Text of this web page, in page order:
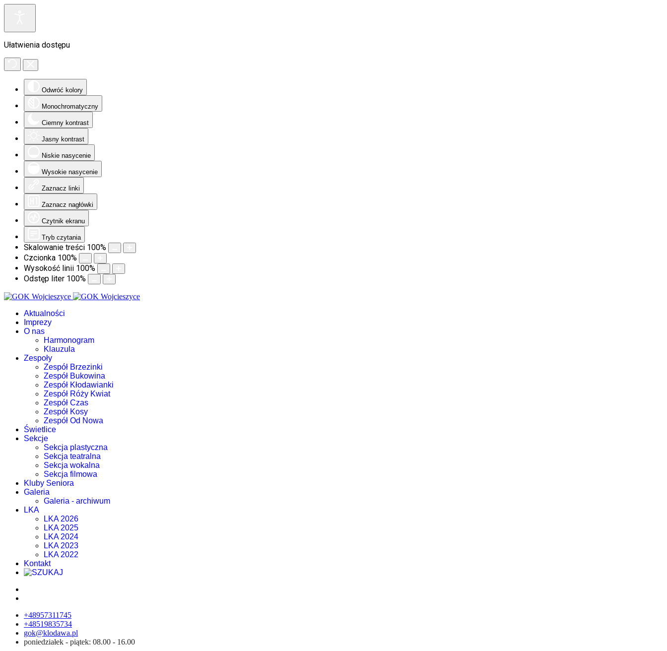
Ułatwienia dostępu
Odwróć kolory
Monochromatyczny
Ciemny kontrast
Jasny kontrast
Niskie nasycenie
Wysokie nasycenie
Zaznacz linki
Zaznacz nagłówki
Czytnik ekranu
Tryb czytania
Skalowanie treści 100%
Czcionka 100%
Wysokość linii 100%
Odstęp liter 100%
Aktualności
Imprezy
O nas
Harmonogram
Klauzula
Zespoły
Zespół Brzezinki
Zespół Bukowina
Zespół Kłodawianki
Zespół Róży Kwiat
Zespół Czas
Zespół Kosy
Zespół Od Nowa
Świetlice
Sekcje
Sekcja plastyczna
Sekcja teatralna
Sekcja wokalna
Sekcja filmowa
Kluby Seniora
Galeria
Galeria - archiwum
LKA
LKA 2026
LKA 2025
LKA 2024
LKA 2023
LKA 2022
Kontakt
+48957311745
+48519835734
gok@klodawa.pl
poniedziałek - piątek: 08.00 - 16.00